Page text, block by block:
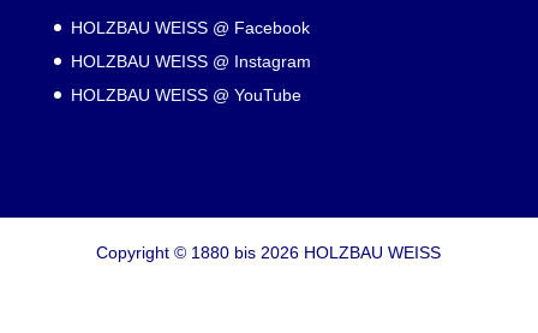
HOLZBAU WEISS @ Facebook
HOLZBAU WEISS @ Instagram
HOLZBAU WEISS @ YouTube
Copyright © 1880 bis 2026 HOLZBAU WEISS